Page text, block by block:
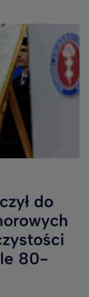
do
80-